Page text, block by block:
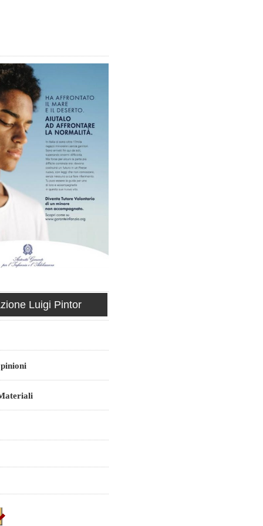
Luigi Pintor